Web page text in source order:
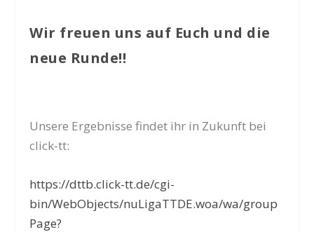
Wir freuen uns auf Euch und die
neue Runde!!
Unsere Ergebnisse findet ihr in Zukunft bei
click-tt:
https://dttb.click-tt.de/cgi-
bin/WebObjects/nuLigaTTDE.woa/wa/group
Page?